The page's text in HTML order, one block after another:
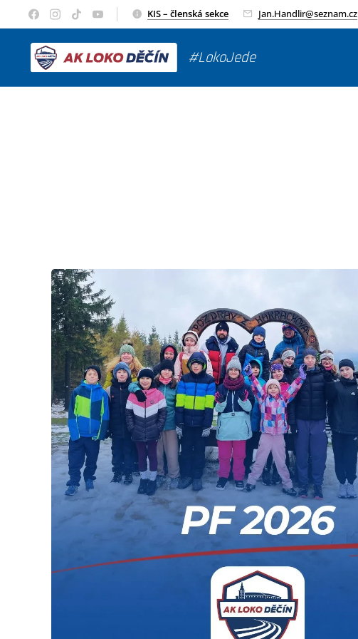
KIS – členská sekce Jan.Handlir@seznam.cz
#LokoJede